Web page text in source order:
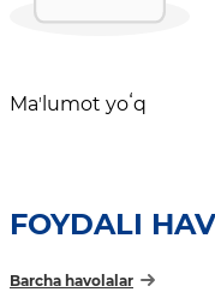
Maʼlumot yoʻq
FOYDALI
Barcha havolalar